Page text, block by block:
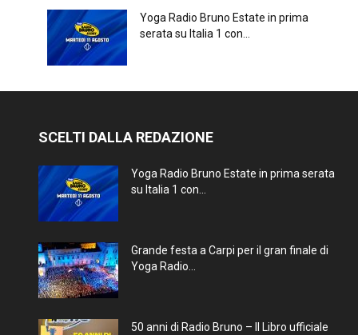
Yoga Radio Bruno Estate in prima
serata su Italia 1 con...
SCELTI DALLA REDAZIONE
Yoga Radio Bruno Estate in prima serata
su Italia 1 con...
Grande festa a Carpi per il gran finale di
Yoga Radio...
50 anni di Radio Bruno – Il Libro ufficiale